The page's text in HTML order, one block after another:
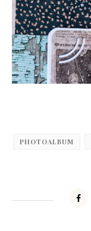
PHOTOALBUM